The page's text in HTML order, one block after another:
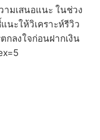
มเสนอแนะ ในช่วง
นะให้วิเคราะห์รีวิว
กลงใจก่อนฝากเงิน